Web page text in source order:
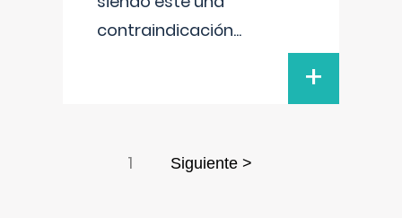
contraindicación...
+
1 Siguiente >